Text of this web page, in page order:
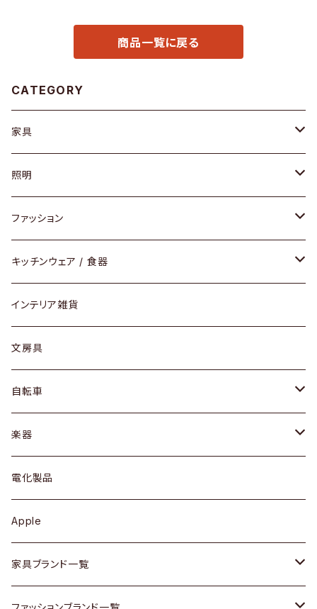
商品一覧に戻る
CATEGORY
家具
ソファ / ベンチ
チェア / スツール
ダイニングセット / ダイニングテーブル
ローテーブル / サイドテーブル
デスク / コンソール
ドレッサー
シェルフ
キュリオケース / 飾り棚
カップボード / 食器棚
チェスト
その他家具
照明
ペンダントライト
テーブルランプ / デスクスタンド
フロアライト
ファッション
アクセサリー
リング
ピアス / イヤリング
財布
バッグ
アウター
トップス
ワンピース
ボトムス
靴
スカーフ
キッチンウェア / 食器
グラス / タンブラー
カップ / マグ
プレート / ボウル
カトラリー
ケトル / ティーポット
鍋 / フライパン
Vintage / ヴィンテージ
銀製品
インテリア雑貨
文房具
自転車
dahon
楽器
ギター
ベース
その他楽器
電化製品
Apple
家具ブランド一覧
ACME Furniture / アクメ ファニチャー